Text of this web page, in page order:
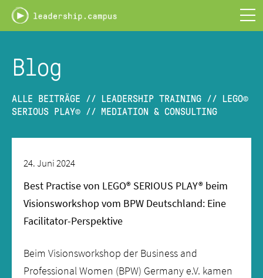
-
Blog
ALLE BEITRÄGE // LEADERSHIP TRAINING //
LEGO©
SERIOUS PLAY© // MEDIATION & CONSULTING
24. Juni 2024
Best Practise von LEGO® SERIOUS PLAY® beim
Visionsworkshop vom BPW Deutschland: Eine
Facilitator-Perspektive
Beim Visionsworkshop der Business and
Professional Women (BPW) Germany e.V. kamen